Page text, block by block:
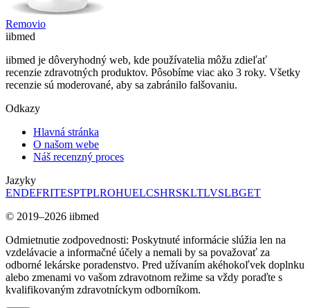
Removio
iibmed
iibmed je dôveryhodný web, kde používatelia môžu zdieľať
recenzie zdravotných produktov. Pôsobíme viac ako 3 roky. Všetky
recenzie sú moderované, aby sa zabránilo falšovaniu.
Odkazy
Hlavná stránka
O našom webe
Náš recenzný proces
Jazyky
ENDEFRITESPTPLROHUELCSHRSKLTLVSLBGET
© 2019–2026 iibmed
Odmietnutie zodpovednosti: Poskytnuté informácie slúžia len na
vzdelávacie a informačné účely a nemali by sa považovať za
odborné lekárske poradenstvo. Pred užívaním akéhokoľvek doplnku
alebo zmenami vo vašom zdravotnom režime sa vždy poraďte s
kvalifikovaným zdravotníckym odborníkom.